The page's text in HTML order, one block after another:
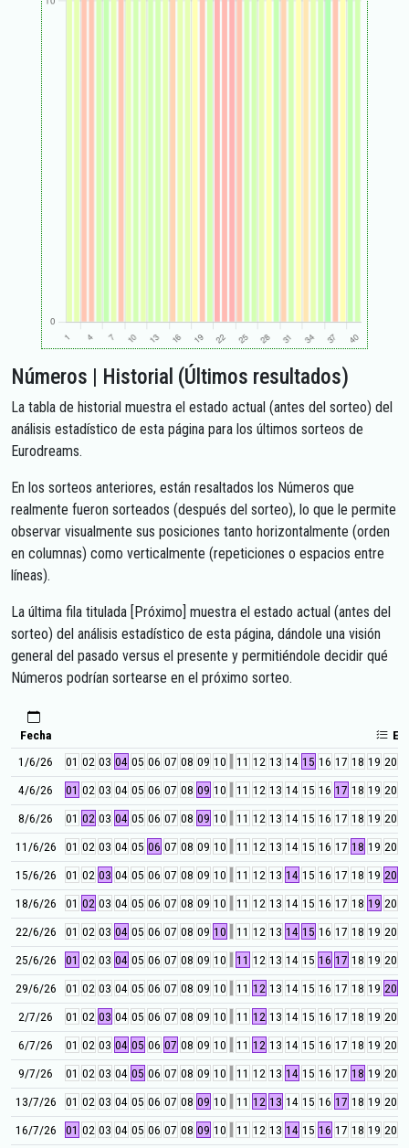
Números | Historial (Últimos resultados)
La tabla de historial muestra el estado actual (antes del sorteo) del
análisis estadístico de esta página para los últimos sorteos de
Eurodreams.
En los sorteos anteriores, están resaltados los Números que
realmente fueron sorteados (después del sorteo), lo que le permite
observar visualmente sus posiciones tanto horizontalmente (orden
en columnas) como verticalmente (repeticiones o espacios entre
líneas).
La última fila titulada [Próximo] muestra el estado actual (antes del
sorteo) del análisis estadístico de esta página, dándole una visión
general del pasado versus el presente y permitiéndole decidir qué
Números podrían sortearse en el próximo sorteo.
Fecha
1/6/26
01 02 03 04 05 06 07 08 09 10 11 12 13 14 15 16 17 18 19 20
4/6/26
01 02 03 04 05 06 07 08 09 10 11 12 13 14 15 16 17 18 19 20
8/6/26
01 02 03 04 05 06 07 08 09 10 11 12 13 14 15 16 17 18 19 20
11/6/26
01 02 03 04 05 06 07 08 09 10 11 12 13 14 15 16 17 18 19 20
15/6/26
01 02 03 04 05 06 07 08 09 10 11 12 13 14 15 16 17 18 19 20
18/6/26
01 02 03 04 05 06 07 08 09 10 11 12 13 14 15 16 17 18 19 20
22/6/26
01 02 03 04 05 06 07 08 09 10 11 12 13 14 15 16 17 18 19 20
25/6/26
01 02 03 04 05 06 07 08 09 10 11 12 13 14 15 16 17 18 19 20
29/6/26
01 02 03 04 05 06 07 08 09 10 11 12 13 14 15 16 17 18 19 20
2/7/26
01 02 03 04 05 06 07 08 09 10 11 12 13 14 15 16 17 18 19 20
6/7/26
01 02 03 04 05 06 07 08 09 10 11 12 13 14 15 16 17 18 19 20
9/7/26
01 02 03 04 05 06 07 08 09 10 11 12 13 14 15 16 17 18 19 20
13/7/26
01 02 03 04 05 06 07 08 09 10 11 12 13 14 15 16 17 18 19 20
16/7/26
01 02 03 04 05 06 07 08 09 10 11 12 13 14 15 16 17 18 19 20